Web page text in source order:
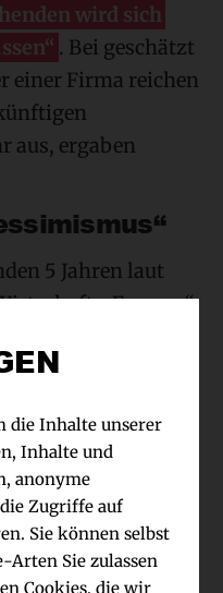
wird sich
. Bei geschätzt
einer Firma reichen
aus, ergaben
5 Jahren laut
Forums“
durch KI wegfallen
neue Jobs
verstärkt auf
selber seinen
ChatGPT
Skills künftig am
hier.
die Inhalte unserer
Inhalte und
anonyme
Zugriffe auf
Sie können selbst
Arten Sie zulassen
Cookies, die wir